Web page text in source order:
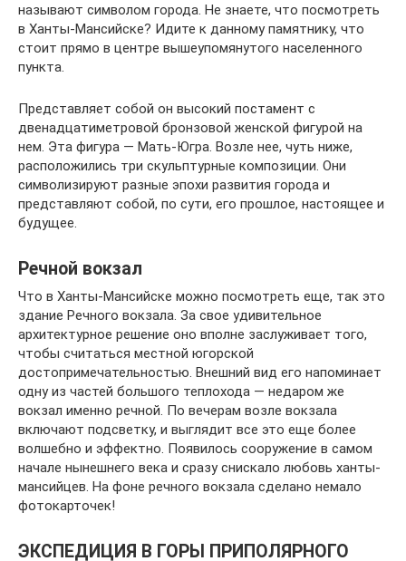
называют символом города. Не знаете, что посмотреть
в Ханты-Мансийске? Идите к данному памятнику, что
стоит прямо в центре вышеупомянутого населенного
пункта.
Представляет собой он высокий постамент с
двенадцатиметровой бронзовой женской фигурой на
нем. Эта фигура — Мать-Югра. Возле нее, чуть ниже,
расположились три скульптурные композиции. Они
символизируют разные эпохи развития города и
представляют собой, по сути, его прошлое, настоящее и
будущее.
Речной вокзал
Что в Ханты-Мансийске можно посмотреть еще, так это
здание Речного вокзала. За свое удивительное
архитектурное решение оно вполне заслуживает того,
чтобы считаться местной югорской
достопримечательностью. Внешний вид его напоминает
одну из частей большого теплохода — недаром же
вокзал именно речной. По вечерам возле вокзала
включают подсветку, и выглядит все это еще более
волшебно и эффектно. Появилось сооружение в самом
начале нынешнего века и сразу снискало любовь ханты-
мансийцев. На фоне речного вокзала сделано немало
фотокарточек!
ЭКСПЕДИЦИЯ В ГОРЫ ПРИПОЛЯРНОГО